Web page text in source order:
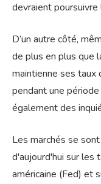
devraient poursuivre
D’un autre côté,
de plus en plus que
maintienne ses taux
pendant une
également des
Les marchés se
d'aujourd'hui sur les
américaine (Fed) et